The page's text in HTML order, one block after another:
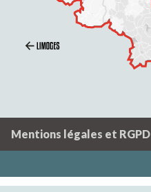
Mentions légales et RGPD